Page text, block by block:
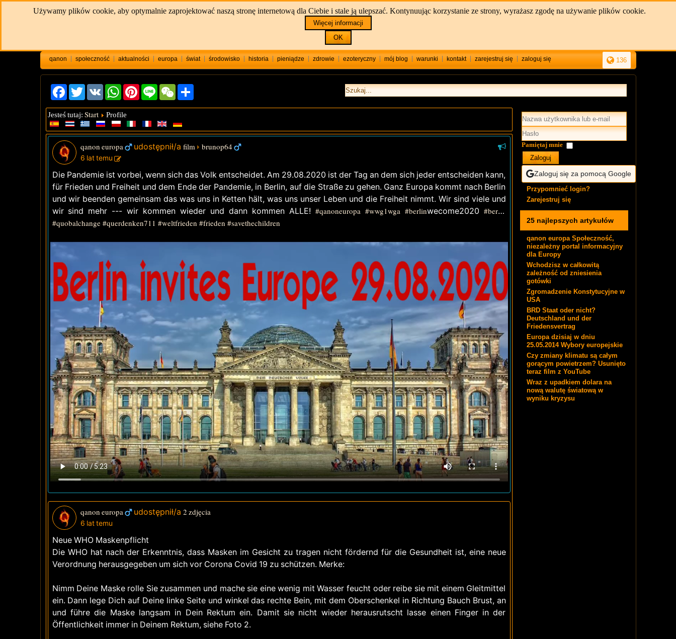
Używamy plików cookie, aby optymalnie zaprojektować naszą stronę internetową dla Ciebie i stale ją ulepszać. Kontynuując korzystanie ze strony, wyrażasz zgodę na używanie plików cookie.
Więcej informacji
OK
136
qanon społeczność aktualności europa świat środowisko historia pieniądze zdrowie ezoteryczny mój blog warunki kontakt zarejestruj się zaloguj się
FacebookTwitterVK WhatsAppPinterest
Line WeChatShare
Jesteś tutaj: Start Profile
qanon europa udostępnił/a film brunop64
6 lat temu
Die Pandemie ist vorbei, wenn sich das Volk entscheidet. Am 29.08.2020 ist der Tag an dem sich jeder entscheiden kann,
für Frieden und Freiheit und dem Ende der Pandemie, in Berlin, auf die Straße zu gehen. Ganz Europa kommt nach Berlin
und wir beenden gemeinsam das was uns in Ketten hält, was uns unser Leben und die Freiheit nimmt. Wir sind viele und
wir sind mehr --- wir kommen wieder und dann kommen ALLE! #qanoneuropa #wwg1wga #berlinwecome2020 #berlin
#quobalchange #querdenken711 #weltfrieden #frieden #savethechildren
qanon europa udostępnił/a 2 zdjęcia
6 lat temu
Neue WHO Maskenpflicht
Die WHO hat nach der Erkenntnis, dass Masken im Gesicht zu tragen nicht fördernd für die Gesundheit ist, eine neue
Verordnung herausgegeben um sich vor Corona Covid 19 zu schützen. Merke:
Nimm Deine Maske rolle Sie zusammen und mache sie eine wenig mit Wasser feucht oder reibe sie mit einem Gleitmittel
ein. Dann lege Dich auf Deine linke Seite und winkel das rechte Bein, mit dem Oberschenkel in Richtung Bauch Brust, an
und führe die Maske langsam in Dein Rektum ein. Damit sie nicht wieder herausrutscht lasse einen Finger in der
Öffentlichkeit immer in Deinem Rektum, siehe Foto 2.
Pamiętaj mnie
Zaloguj
Zaloguj się za pomocą Google
Przypomnieć login?
Zarejestruj się
25 najlepszych artykułów
qanon europa Społeczność,
niezależny portal informacyjny
dla Europy
Wchodzisz w całkowitą
zależność od zniesienia
gotówki
Zgromadzenie Konstytucyjne w
USA
BRD Staat oder nicht?
Deutschland und der
Friedensvertrag
Europa dzisiaj w dniu
25.05.2014 Wybory europejskie
Czy zmiany klimatu są całym
gorącym powietrzem? Usunięto
teraz film z YouTube
Wraz z upadkiem dolara na
nową walutę światową w
wyniku kryzysu